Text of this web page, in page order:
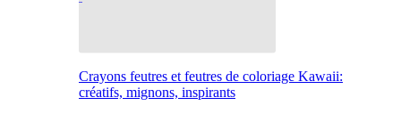
Crayons feutres et feutres de coloriage Kawaii:
créatifs, mignons, inspirants